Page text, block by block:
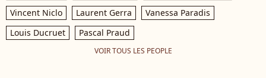
Vincent Niclo
Laurent Gerra
Vanessa Paradis
Louis Ducruet
Pascal Praud
VOIR TOUS LES PEOPLE